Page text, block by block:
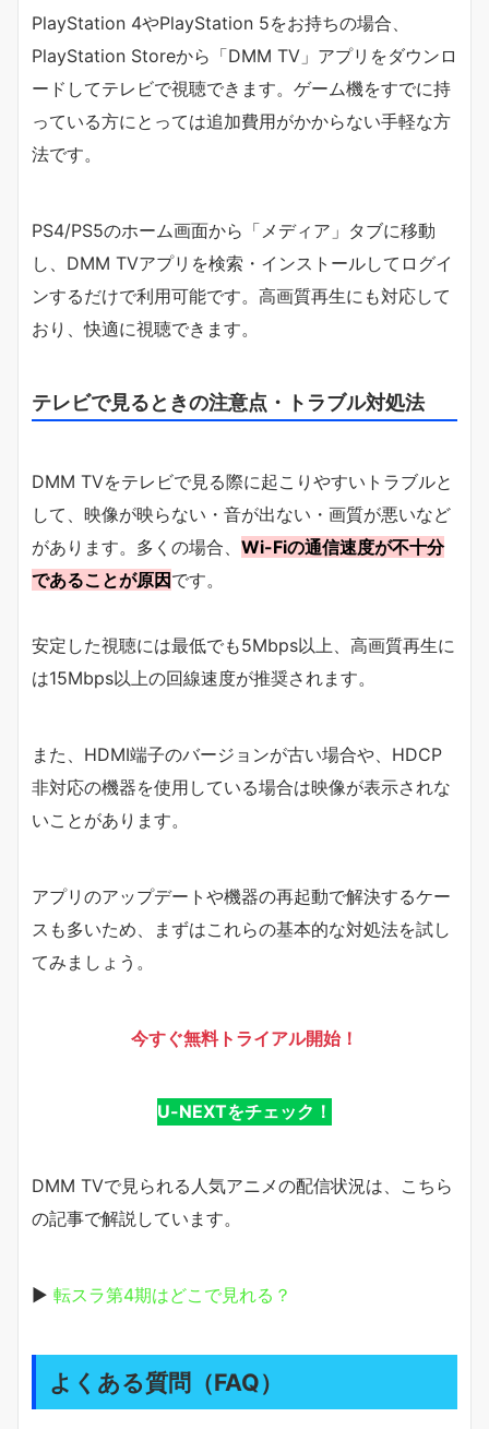
PlayStation 4やPlayStation 5をお持ちの場合、
PlayStation Storeから「DMM TV」アプリをダウンロ
ードしてテレビで視聴できます。ゲーム機をすでに持
っている方にとっては追加費用がかからない手軽な方
法です。
PS4/PS5のホーム画面から「メディア」タブに移動
し、DMM TVアプリを検索・インストールしてログイ
ンするだけで利用可能です。高画質再生にも対応して
おり、快適に視聴できます。
テレビで見るときの注意点・トラブル対処法
DMM TVをテレビで見る際に起こりやすいトラブルと
して、映像が映らない・音が出ない・画質が悪いなど
があります。多くの場合、 Wi-Fiの通信速度が不十分
であることが原因です。
安定した視聴には最低でも5Mbps以上、高画質再生に
は15Mbps以上の回線速度が推奨されます。
また、HDMI端子のバージョンが古い場合や、HDCP
非対応の機器を使用している場合は映像が表示されな
いことがあります。
アプリのアップデートや機器の再起動で解決するケー
スも多いため、まずはこれらの基本的な対処法を試し
てみましょう。
今すぐ無料トライアル開始！
U-NEXTをチェック！
DMM TVで見られる人気アニメの配信状況は、こちら
の記事で解説しています。
▶ 転スラ第4期はどこで見れる？
よくある質問（FAQ）